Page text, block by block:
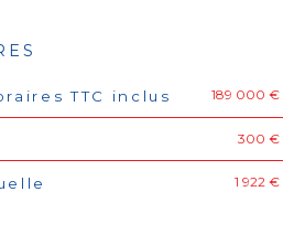
TTC inclus 189 000 €
300 €
1 922 €